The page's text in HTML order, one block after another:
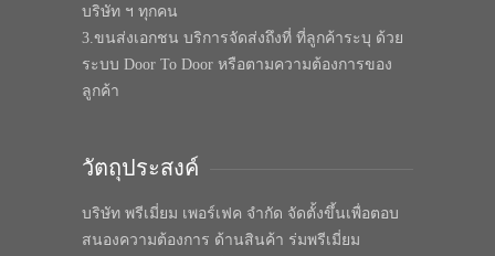
บริษัท ฯ ทุกคน
3.ขนส่งเอกชน บริการจัดส่งถึงที่ ที่ลูกค้าระบุ ด้วย
ระบบ Door To Door หรือตามความต้องการของ
ลูกค้า
วัตถุประสงค์
บริษัท พรีเมี่ยม เพอร์เฟค จำกัด จัดตั้งขึ้นเพื่อตอบ
สนองความต้องการ ด้านสินค้า ร่มพรีเมี่ยม